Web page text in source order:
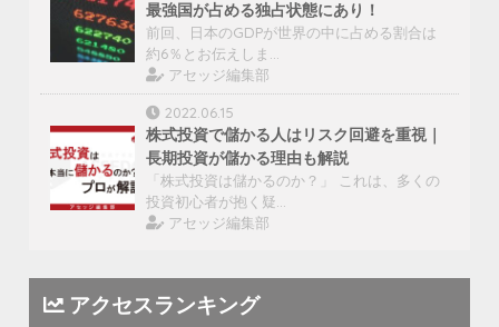
最強国が占める独占状態にあり！
前回、日本のGDPが世界の中に占める割合は
約6％とお伝えしま…
アセッジ編集部
2022.06.15
株式投資で儲かる人はリスク回避を重視｜
長期投資が儲かる理由も解説
「株式投資は儲かるのか？」 これは、多くの
投資初心者が抱く疑…
アセッジ編集部
アクセスランキング